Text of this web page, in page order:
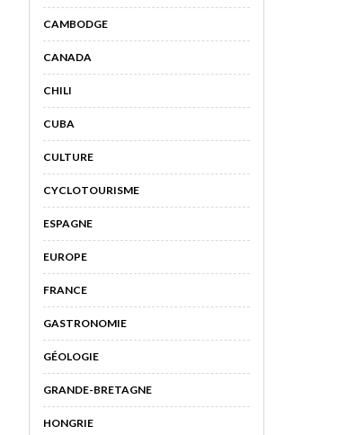
CAMBODGE
CANADA
CHILI
CUBA
CULTURE
CYCLOTOURISME
ESPAGNE
EUROPE
FRANCE
GASTRONOMIE
GÉOLOGIE
GRANDE-BRETAGNE
HONGRIE